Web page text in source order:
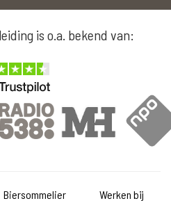
is o.a. bekend van:
Biersommelier Werken bij